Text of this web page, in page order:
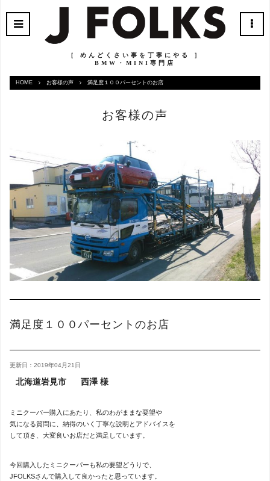
［ めんどくさい事を丁寧にやる ］
BMW・MINI専門店
HOME お客様の声 満足度１００パーセントのお店
お客様の声
満足度１００パーセントのお店
更新日：2019年04月21日
北海道岩見市 西澤 様
ミニクーパー購入にあたり、私のわがままな要望や
気になる質問に、納得のいく丁寧な説明とアドバイスを
して頂き、大変良いお店だと満足しています。
今回購入したミニクーパーも私の要望どうりで、
JFOLKSさんで購入して良かったと思っています。